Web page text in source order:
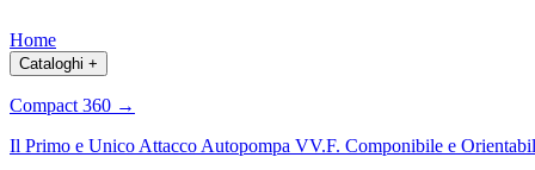
Home
Cataloghi +
Compact 360 →
Il Primo e Unico Attacco Autopompa VV.F. Componibile e